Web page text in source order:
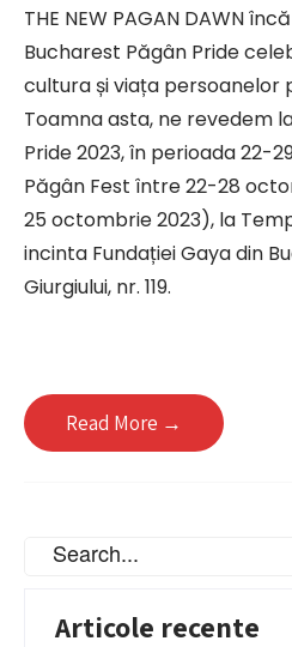
THE NEW PAGAN DAWN
Bucharest Păgân Pride
cultura și viața persoanelor
Toamna asta, ne revedem
Pride 2023, în perioada 22-
Păgân Fest între 22-28
25 octombrie 2023), la
incinta Fundației Gaya din
Giurgiului, nr. 119.
Read More →
Articole recente